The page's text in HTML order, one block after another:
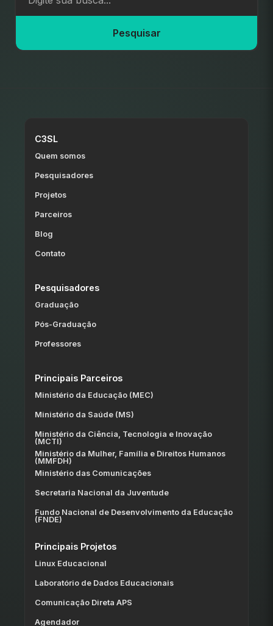
Pesquisar
C3SL
Quem somos
Pesquisadores
Projetos
Parceiros
Blog
Contato
Pesquisadores
Graduação
Pós-Graduação
Professores
Principais Parceiros
Ministério da Educação (MEC)
Ministério da Saúde (MS)
Ministério da Ciência, Tecnologia e Inovação
(MCTI)
Ministério da Mulher, Família e Direitos Humanos
(MMFDH)
Ministério das Comunicações
Secretaria Nacional da Juventude
Fundo Nacional de Desenvolvimento da Educação
(FNDE)
Principais Projetos
Linux Educacional
Laboratório de Dados Educacionais
Comunicação Direta APS
Agendador